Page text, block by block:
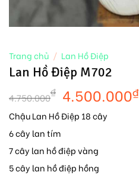
Trang chủ / Lan Hồ Điệp
Lan Hồ Điệp M702
4.750.000₫ 4.500.000₫
Chậu Lan Hồ Điệp 18 cây
6 cây lan tím
7 cây lan hồ điệp vàng
5 cây lan hồ điệp hồng